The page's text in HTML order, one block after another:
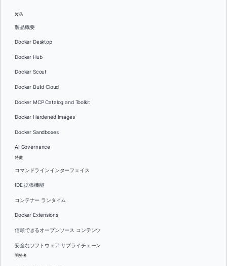
製品
製品概要
Docker Desktop
Docker Hub
Docker Scout
Docker Build Cloud
Docker MCP Catalog and Toolkit
Docker Hardened Images
Docker Sandboxes
AI Governance
特徴
コマンドラインインターフェイス
IDE 拡張機能
コンテナー ランタイム
Docker Extensions
信頼できるオープンソース コンテンツ
安全なソフトウェア サプライチェーン
開発者